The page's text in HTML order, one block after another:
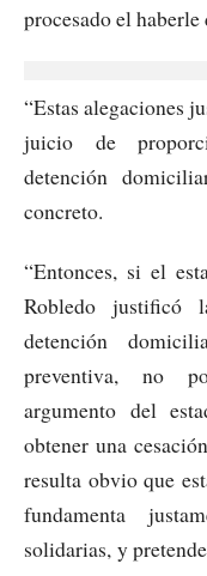
procesado el
“Estas alegaciones
juicio de
detención
concreto.
“Entonces, si el
Robledo justificó
detención
preventiva, no
argumento del
obtener una
resulta obvio que
fundamenta
solidarias, y